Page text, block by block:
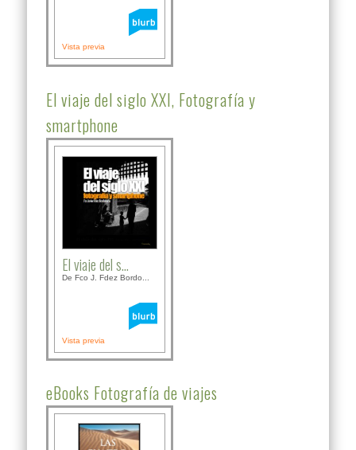
Vista previa
El viaje del siglo XXI, Fotografía y
smartphone
El viaje del s...
De Fco J. Fdez Bordo...
Vista previa
eBooks Fotografía de viajes